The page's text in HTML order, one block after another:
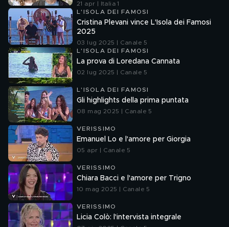
21 apr | Italia 1
L'ISOLA DEI FAMOSI
Cristina Plevani vince L'Isola dei Famosi
2025
03 lug 2025 | Canale 5
L'ISOLA DEI FAMOSI
La prova di Loredana Cannata
02 lug 2025 | Canale 5
L'ISOLA DEI FAMOSI
Gli highlights della prima puntata
08 mag 2025 | Canale 5
VERISSIMO
Emanuel Lo e l'amore per Giorgia
05 apr | Canale 5
VERISSIMO
Chiara Bacci e l'amore per Trigno
10 mag 2025 | Canale 5
VERISSIMO
Licia Colò: l'intervista integrale